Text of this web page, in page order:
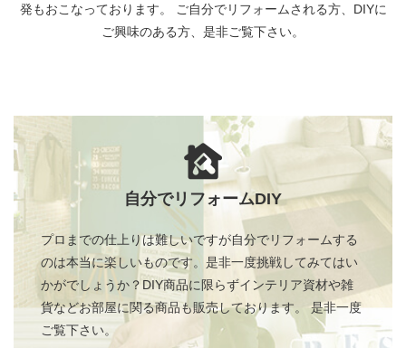
発もおこなっております。
ご自分でリフォームされる方、DIYに
ご興味のある方、是非ご覧下さい。
自分でリフォームDIY
プロまでの仕上りは難しいですが自分でリフォームする
のは本当に楽しいものです。是非一度挑戦してみてはい
かがでしょうか？DIY商品に限らずインテリア資材や雑
貨などお部屋に関る商品も販売しております。 是非一度
ご覧下さい。